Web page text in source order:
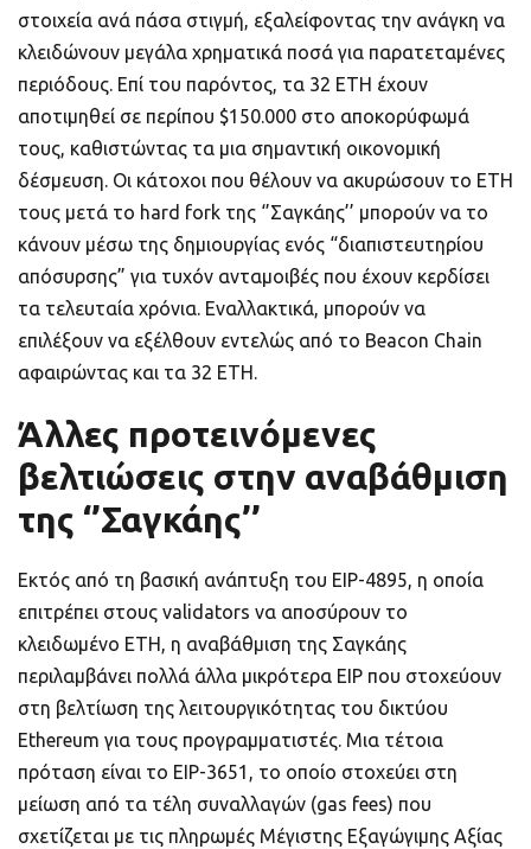
στοιχεία ανά πάσα στιγμή, εξαλείφοντας την ανάγκη να
κλειδώνουν μεγάλα χρηματικά ποσά για παρατεταμένες
περιόδους. Επί του παρόντος, τα 32 ETH έχουν
αποτιμηθεί σε περίπου $150.000 στο αποκορύφωμά
τους, καθιστώντας τα μια σημαντική οικονομική
δέσμευση. Οι κάτοχοι που θέλουν να ακυρώσουν το ETH
τους μετά το hard fork της ‘’Σαγκάης’’ μπορούν να το
κάνουν μέσω της δημιουργίας ενός “διαπιστευτηρίου
απόσυρσης” για τυχόν ανταμοιβές που έχουν κερδίσει
τα τελευταία χρόνια. Εναλλακτικά, μπορούν να
επιλέξουν να εξέλθουν εντελώς από το Beacon Chain
αφαιρώντας και τα 32 ETH.
Άλλες προτεινόμενες
βελτιώσεις στην αναβάθμιση
της ‘’Σαγκάης’’
Εκτός από τη βασική ανάπτυξη του EIP-4895, η οποία
επιτρέπει στους validators να αποσύρουν το
κλειδωμένο ETH, η αναβάθμιση της Σαγκάης
περιλαμβάνει πολλά άλλα μικρότερα EIP που στοχεύουν
στη βελτίωση της λειτουργικότητας του δικτύου
Ethereum για τους προγραμματιστές. Μια τέτοια
πρόταση είναι το EIP-3651, το οποίο στοχεύει στη
μείωση από τα τέλη συναλλαγών (gas fees) που
σχετίζεται με τις πληρωμές Μέγιστης Εξαγώγιμης Αξίας